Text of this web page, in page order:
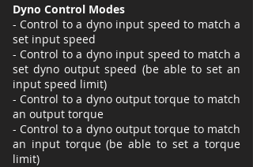
Dyno Control Modes
- Control to a dyno input speed to match a
set input speed
- Control to a dyno input speed to match a
set dyno output speed (be able to set an
input speed limit)
- Control to a dyno output torque to match
an output torque
- Control to a dyno output torque to match
an input torque (be able to set a torque
limit)